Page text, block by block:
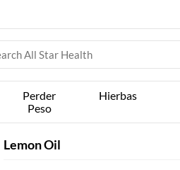
Perder
Peso
Hierbas
Lemon Oil